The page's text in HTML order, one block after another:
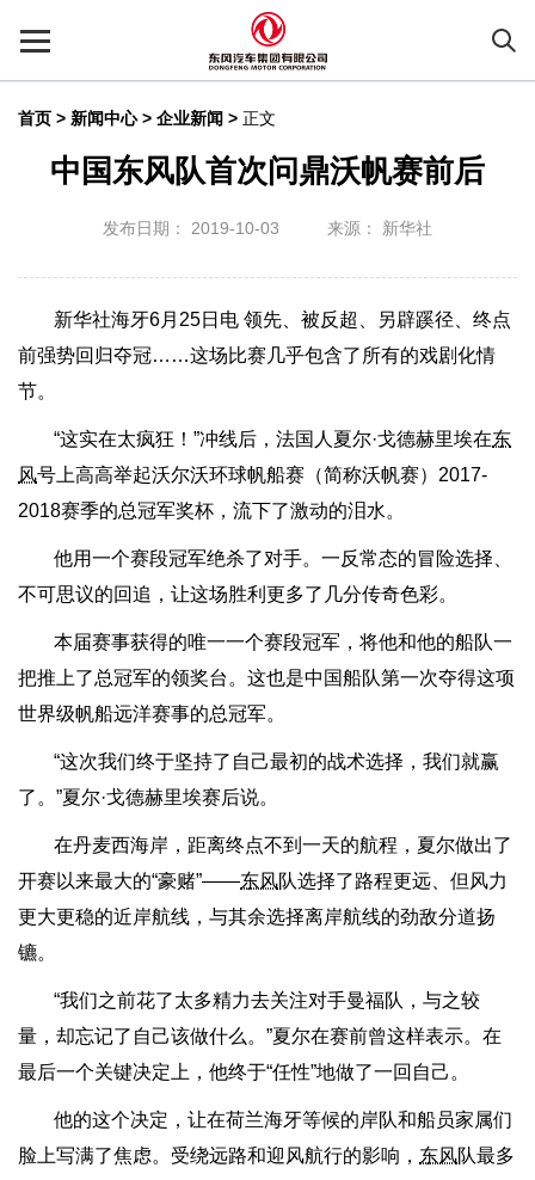
首页 > 新闻中心 > 企业新闻 > 正文
中国东风队首次问鼎沃帆赛前后
发布日期： 2019-10-03 来源： 新华社
新华社海牙6月25日电 领先、被反超、另辟蹊径、终点
前强势回归夺冠……这场比赛几乎包含了所有的戏剧化情
节。
“这实在太疯狂！”冲线后，法国人夏尔·戈德赫里埃在东
风号上高高举起沃尔沃环球帆船赛（简称沃帆赛）2017-
2018赛季的总冠军奖杯，流下了激动的泪水。
他用一个赛段冠军绝杀了对手。一反常态的冒险选择、
不可思议的回追，让这场胜利更多了几分传奇色彩。
本届赛事获得的唯一一个赛段冠军，将他和他的船队一
把推上了总冠军的领奖台。这也是中国船队第一次夺得这项
世界级帆船远洋赛事的总冠军。
“这次我们终于坚持了自己最初的战术选择，我们就赢
了。”夏尔·戈德赫里埃赛后说。
在丹麦西海岸，距离终点不到一天的航程，夏尔做出了
开赛以来最大的“豪赌”——东风队选择了路程更远、但风力
更大更稳的近岸航线，与其余选择离岸航线的劲敌分道扬
镳。
“我们之前花了太多精力去关注对手曼福队，与之较
量，却忘记了自己该做什么。”夏尔在赛前曾这样表示。在
最后一个关键决定上，他终于“任性”地做了一回自己。
他的这个决定，让在荷兰海牙等候的岸队和船员家属们
脸上写满了焦虑。受绕远路和迎风航行的影响， 东风队最多